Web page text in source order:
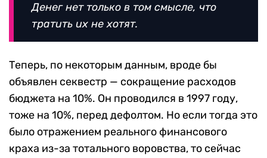
Денег нет только в том смысле, что
тратить их не хотят.
Теперь, по некоторым данным, вроде бы
объявлен секвестр — сокращение расходов
бюджета на 10%. Он проводился в 1997 году,
тоже на 10%, перед дефолтом. Но если тогда это
было отражением реального финансового
краха из-за тотального воровства, то сейчас